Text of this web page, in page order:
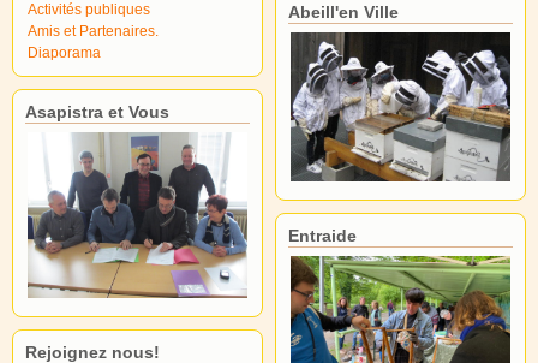
Activités publiques
Amis et Partenaires.
Diaporama
Asapistra et Vous
Rejoignez nous!
Abeill'en Ville
Entraide